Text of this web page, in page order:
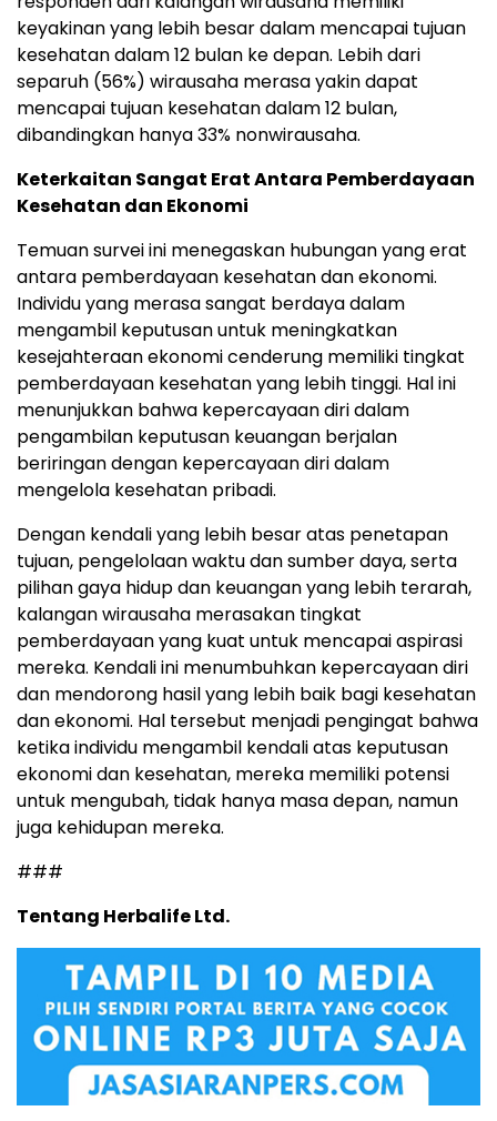
keyakinan yang lebih besar dalam mencapai tujuan
kesehatan dalam 12 bulan ke depan. Lebih dari
separuh (56%) wirausaha merasa yakin dapat
mencapai tujuan kesehatan dalam 12 bulan,
dibandingkan hanya 33% nonwirausaha.
Keterkaitan Sangat Erat Antara Pemberdayaan
Kesehatan dan Ekonomi
Temuan survei ini menegaskan hubungan yang erat
antara pemberdayaan kesehatan dan ekonomi.
Individu yang merasa sangat berdaya dalam
mengambil keputusan untuk meningkatkan
kesejahteraan ekonomi cenderung memiliki tingkat
pemberdayaan kesehatan yang lebih tinggi. Hal ini
menunjukkan bahwa kepercayaan diri dalam
pengambilan keputusan keuangan berjalan
beriringan dengan kepercayaan diri dalam
mengelola kesehatan pribadi.
Dengan kendali yang lebih besar atas penetapan
tujuan, pengelolaan waktu dan sumber daya, serta
pilihan gaya hidup dan keuangan yang lebih terarah,
kalangan wirausaha merasakan tingkat
pemberdayaan yang kuat untuk mencapai aspirasi
mereka. Kendali ini menumbuhkan kepercayaan diri
dan mendorong hasil yang lebih baik bagi kesehatan
dan ekonomi. Hal tersebut menjadi pengingat bahwa
ketika individu mengambil kendali atas keputusan
ekonomi dan kesehatan, mereka memiliki potensi
untuk mengubah, tidak hanya masa depan, namun
juga kehidupan mereka.
###
Tentang Herbalife Ltd.